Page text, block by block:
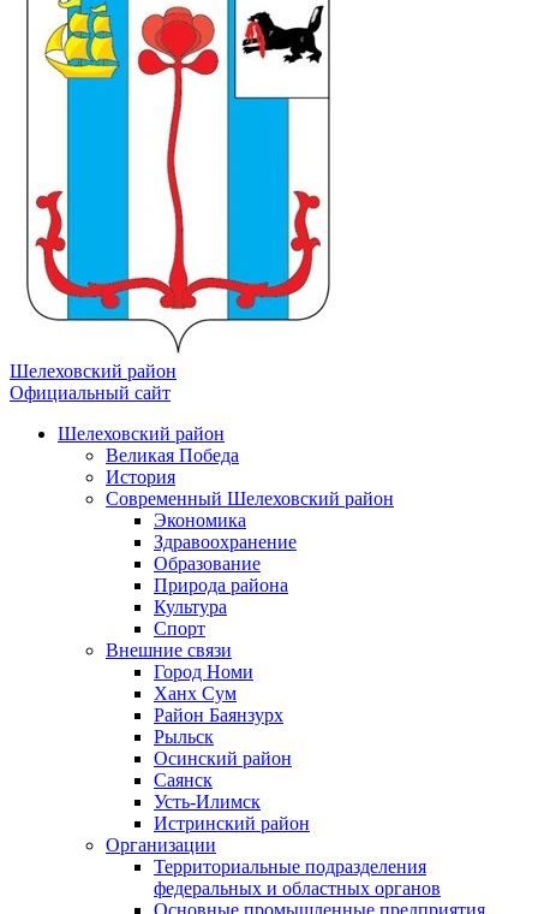
Шелеховский район
Официальный сайт
Шелеховский район
Великая Победа
История
Современный Шелеховский район
Экономика
Здравоохранение
Образование
Природа района
Культура
Спорт
Внешние связи
Город Номи
Ханх Сум
Район Баянзурх
Рыльск
Осинский район
Саянск
Усть-Илимск
Истринский район
Организации
Территориальные подразделения
федеральных и областных органов
Основные промышленные предприятия